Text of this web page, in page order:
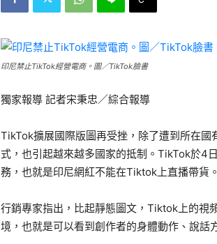
印尼禁止TikTok經營電商。圖／TikTok臉書
獨家報導 記者宋秉忠／綜合報導
TikTok擴展國際版圖再受挫，除了遭到所在
式，也引起越來越多國家的抵制。TikTok於4
務，也就是印尼網紅不能在Tiktok上直播帶貨
行銷專家指出，比起靜態圖文，Tiktok上的視
境，也就是可以看到創作者的身體動作、說話